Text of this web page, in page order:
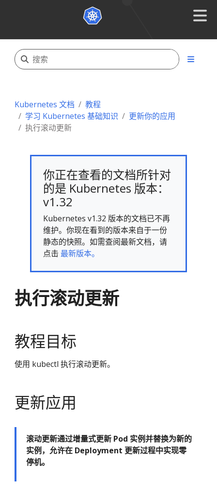
Kubernetes 文档
教程
学习 Kubernetes 基础知识
更新你的应用
执行滚动更新
你正在查看的文档所针对
的是 Kubernetes 版本：
v1.32
Kubernetes v1.32 版本的文档已不再
维护。你现在看到的版本来自于一份
静态的快照。如需查阅最新文档，请
点击 最新版本。
执行滚动更新
教程目标
使用 kubectl 执行滚动更新。
更新应用
滚动更新通过增量式更新 Pod 实例并替换为新的
实例，允许在 Deployment 更新过程中实现零
停机。